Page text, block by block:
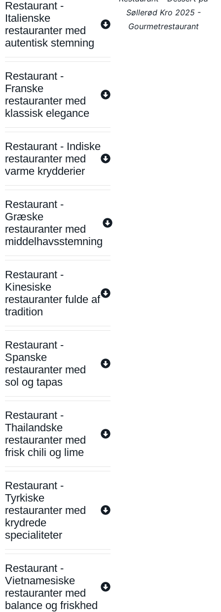
Restaurant -
Italienske
restauranter med
autentisk stemning
Restaurant -
Franske
restauranter med
klassisk elegance
Restaurant - Indiske
restauranter med
varme krydderier
Restaurant -
Græske
restauranter med
middelhavsstemning
Restaurant -
Kinesiske
restauranter fulde af
tradition
Restaurant -
Spanske
restauranter med
sol og tapas
Restaurant -
Thailandske
restauranter med
frisk chili og lime
Restaurant -
Tyrkiske
restauranter med
krydrede
specialiteter
Restaurant -
Vietnamesiske
restauranter med
balance og friskhed
Søllerød Kro 2025 -
Gourmetrestaurant